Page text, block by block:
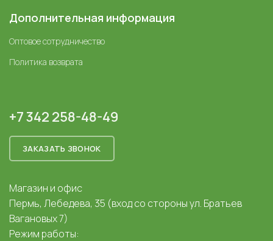
Дополнительная информация
Оптовое сотрудничество
Политика возврата
+7 342 258-48-49
ЗАКАЗАТЬ ЗВОНОК
Магазин и офис
Пермь, Лебедева, 35 (вход со стороны ул. Братьев
Вагановых 7)
Режим работы: